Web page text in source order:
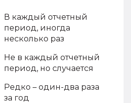
В каждый отчетный
период, иногда
несколько раз
Не в каждый отчетный
период, но случается
Редко – один-два раза
за год